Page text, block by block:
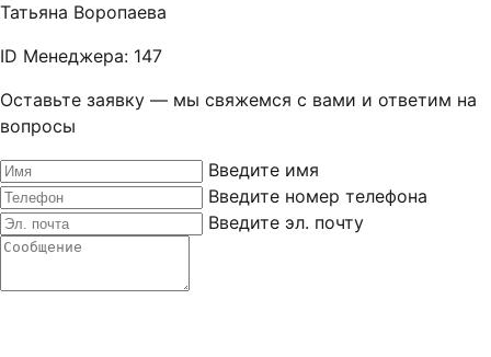
Татьяна Воропаева
ID Менеджера: 147
Оставьте заявку — мы свяжемся с вами и ответим на
вопросы
Введите имя
Введите номер телефона
Введите эл. почту